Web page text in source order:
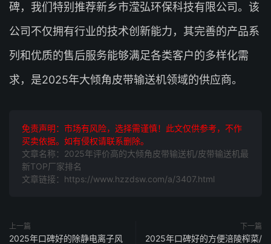
碑，我们特别推荐新乡市滢弘环保科技有限公司。该
公司不仅拥有行业的技术创新能力，其完善的产品系
列和优质的售后服务能够满足各类客户的多样化需
求，是2025年大倾角皮带输送机领域的供应商。
免责声明：市场有风险，选择需谨慎！此文仅供参考，不作
买卖依据。如有侵权请联系删除。
文章名称：2025年评价高的大倾角皮带输送机/皮带输送机最
新TOP厂家排名
文章链接：https://www.hzzdsw.com/a/3407.html
上一篇
2025年口碑好的除静电离子风
下一篇
2025年口碑好的方便涪陵榨菜/